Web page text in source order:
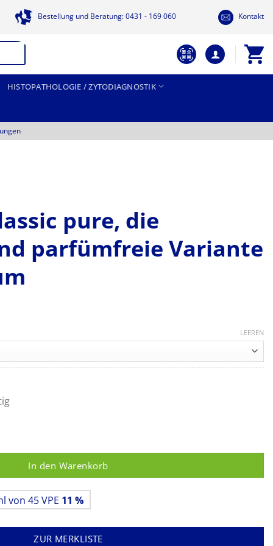
Bestellung und Beratung: 0431 - 169 060 Kontakt
HISTOPATHOLOGIE / ZYTODIAGNOSTIK
pure, die
parfümfreie Variante
€
LEEREN
In den Warenkorb
von 45 VPE 11 %
ZUR MERKLISTE